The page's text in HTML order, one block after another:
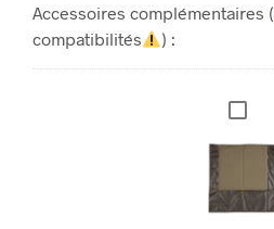
Accessoires complémentaires (
compatibilités
) :
S
A
O